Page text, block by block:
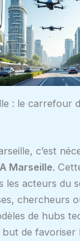
: le carrefour
c’est
Marseille.
les acteurs du
chercheurs
de hubs
de favoriser